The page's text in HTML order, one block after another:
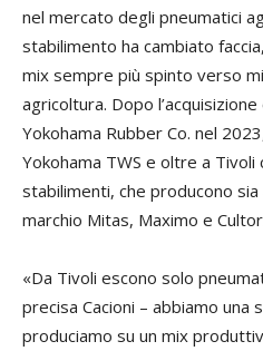
nel mercato degli pneumatici
stabilimento ha cambiato
mix sempre più spinto verso
agricoltura. Dopo
Yokohama Rubber Co. nel
Yokohama TWS e oltre a
stabilimenti, che producono
marchio Mitas, Maximo e
«Da Tivoli escono solo
precisa Cacioni – abbiamo una
produciamo su un mix